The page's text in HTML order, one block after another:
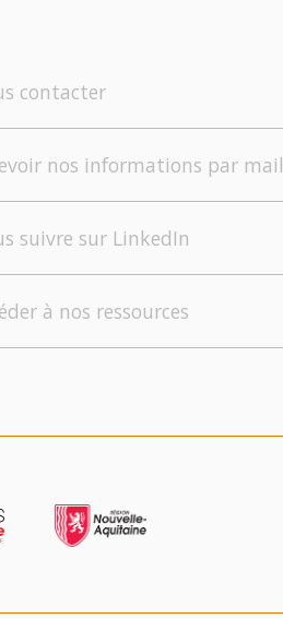
contacter
nos informations par mail
suivre sur LinkedIn
à nos ressources